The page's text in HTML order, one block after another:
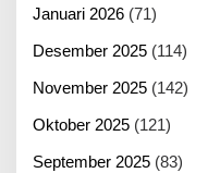
Januari 2026 (71)
Desember 2025 (114)
November 2025 (142)
Oktober 2025 (121)
September 2025 (83)